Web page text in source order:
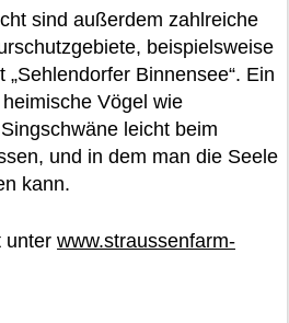
sind außerdem zahlreiche
beispielsweise
Binnensee“. Ein
Vögel wie
leicht beim
und in dem man die Seele
kann.
unter www.straussenfarm-